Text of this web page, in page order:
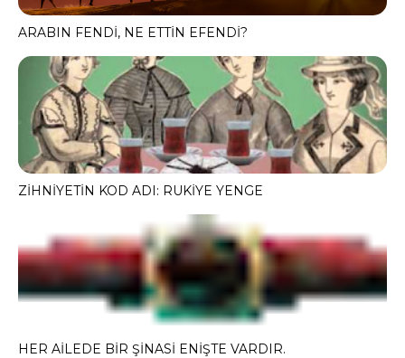
ARABIN FENDİ, NE ETTİN EFENDİ?
ZİHNİYETİN KOD ADI: RUKİYE YENGE
HER AİLEDE BİR ŞİNASİ ENİŞTE VARDIR.